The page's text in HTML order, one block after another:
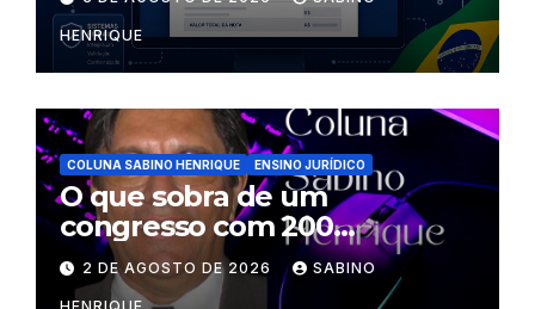
HENRIQUE
COLUNA SABINO HENRIQUE ENSINO JURÍDICO
O que sobra de um
congresso com 200
palestrantes?
2 DE AGOSTO DE 2026 SABINO